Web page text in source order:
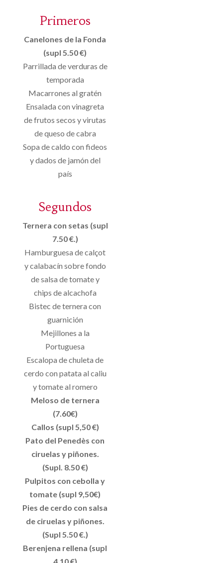
Primeros
Canelones de la Fonda
(supl 5.50 €)
Parrillada de verduras de
temporada
Macarrones al gratén
Ensalada con vinagreta
de frutos secos y virutas
de queso de cabra
Sopa de caldo con fideos
y dados de jamón del
país
Segundos
Ternera con setas (supl
7.50 €.)
Hamburguesa de calçot
y calabacín sobre fondo
de salsa de tomate y
chips de alcachofa
Bistec de ternera con
guarnición
Mejillones a la
Portuguesa
Escalopa de chuleta de
cerdo con patata al caliu
y tomate al romero
Meloso de ternera
(7.60€)
Callos (supl 5,50 €)
Pato del Penedès con
ciruelas y piñones.
(Supl. 8.50 €)
Pulpitos con cebolla y
tomate (supl 9,50€)
Pies de cerdo con salsa
de ciruelas y piñones.
(Supl 5.50 €.)
Berenjena rellena (supl